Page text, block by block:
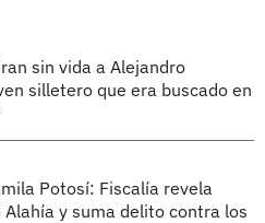
sin vida a Alejandro
silletero que era buscado en
Potosí: Fiscalía revela
y suma delito contra los